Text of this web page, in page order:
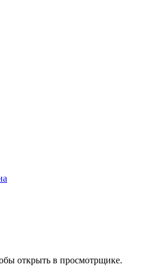
открыть в просмотрщике.